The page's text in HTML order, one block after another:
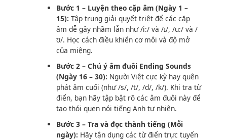
Bước 1 – Luyện theo cặp âm (Ngày 1 –
15): Tập trung giải quyết triệt để các cặp
âm dễ gây nhầm lẫn như /i:/ và /ɪ/, /u:/ và /
ʊ/. Học cách điều khiển cơ môi và độ mở
của miệng.
Bước 2 – Chú ý âm đuôi Ending Sounds
(Ngày 16 – 30): Người Việt cực kỳ hay quên
phát âm cuối (như /s/, /t/, /d/, /k/). Khi tra từ
điển, bạn hãy tập bật rõ các âm đuôi này để
tạo thói quen nói tiếng Anh tự nhiên.
Bước 3 – Tra và đọc thành tiếng (Mỗi
ngày): Hãy tận dụng các từ điển trực tuyến